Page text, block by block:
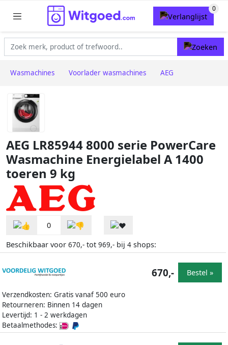
Wasmachines Voorlader wasmachines AEG
AEG LR85944 8000 serie PowerCare
Wasmachine Energielabel A 1400
toeren 9 kg
0
Beschikbaar voor 670,- tot 969,- bij 4 shops:
Verzendkosten: Gratis vanaf 500 euro
Retourneren: Binnen 14 dagen
Levertijd: 1 - 2 werkdagen
Betaalmethodes:
670,- Bestel »